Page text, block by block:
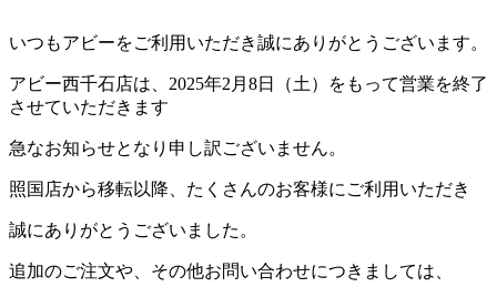
いつもアビーをご利用いただき誠にありがとうございます。
アビー西千石店は、2025年2月8日（土）をもって営業を終了
させていただきます
急なお知らせとなり申し訳ございません。
照国店から移転以降、たくさんのお客様にご利用いただき
誠にありがとうございました。
追加のご注文や、その他お問い合わせにつきましては、